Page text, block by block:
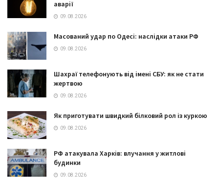
аварії
09.08.2026
Масований удар по Одесі: наслідки атаки РФ
09.08.2026
Шахраї телефонують від імені СБУ: як не стати
жертвою
09.08.2026
Як приготувати швидкий білковий рол із куркою
09.08.2026
РФ атакувала Харків: влучання у житлові
будинки
09.08.2026